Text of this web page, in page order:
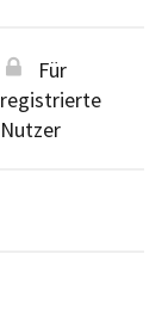
Für
registrierte
Nutzer